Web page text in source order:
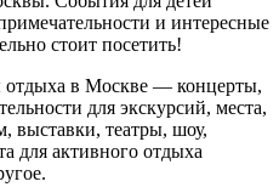
и интересные
стоит посетить!
в Москве — концерты,
для экскурсий, места,
выставки, театры, шоу,
для активного отдыха